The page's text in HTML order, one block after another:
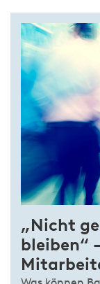
„Nicht
bleiben“